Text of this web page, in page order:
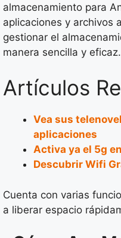
almacenamiento para
aplicaciones y archivos
gestionar el
manera sencilla y eficaz.
Artículos
Vea sus
aplicaciones
Activa ya el 5g
Descubrir Wifi
Cuenta con varias
a liberar espacio